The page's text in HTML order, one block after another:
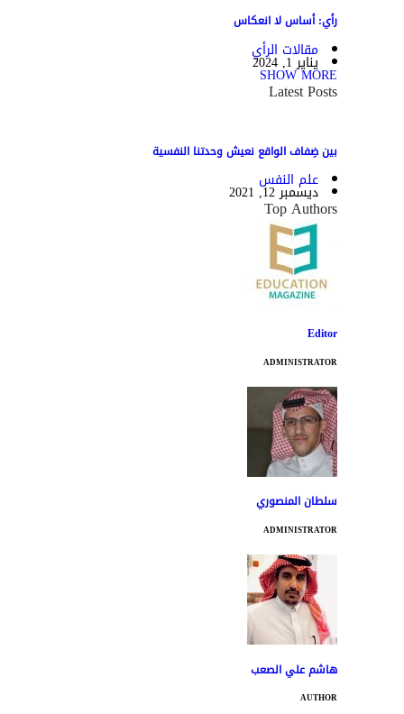
رأي: أساس لا انعكاس
مقالات الرأي
يناير 1, 2024
SHOW MORE
Latest Posts
بين ضِفاف الواقع نعيش وحدتنا النفسية
علم النفس
ديسمبر 12, 2021
Top Authors
Editor
ADMINISTRATOR
سلطان المنصوري
ADMINISTRATOR
هاشم علي الصعب
AUTHOR